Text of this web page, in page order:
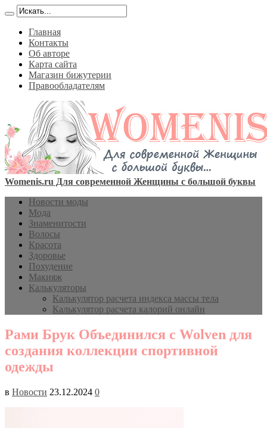
Главная
Контакты
Об авторе
Карта сайта
Магазин бижутерии
Правообладателям
Womenis.ru Для современной Женщины с большой буквы
Новости моды
Мода
Знаменитости
Волосы
Красота
Здоровье
Похудение
Макияж
Калькуляторы
Калькулятор расчета индекса массы тела
Калькулятор расчета калорий онлайн
Рами Брук Объединился с Wolven для
создания коллекции спортивной
одежды
в Новости 23.12.2024 0